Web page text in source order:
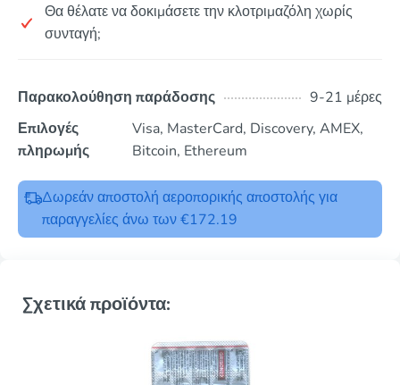
Θα θέλατε να δοκιμάσετε την κλοτριμαζόλη χωρίς
συνταγή;
Παρακολούθηση παράδοσης
9-21 μέρες
Επιλογές
πληρωμής
Visa, MasterCard, Discovery, AMEX,
Bitcoin, Ethereum
Δωρεάν αποστολή αεροπορικής αποστολής για
παραγγελίες άνω των €172.19
Σχετικά προϊόντα: